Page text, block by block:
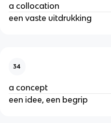
a collocation
een vaste uitdrukking
34
a concept
een idee, een begrip